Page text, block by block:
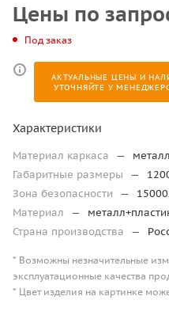
Цены по
Под заказ
АКТУАЛЬНЫЕ ЦЕНЫ И
УТОЧНЯЙТЕ У
Характеристики
Материал каркаса —
металл
Габаритные размеры
—
Зона безопасности
—
Материал
—
Страна производства
—
* Возможны незначительные
эксплуатационные качества
* Цвет изделия на картинке